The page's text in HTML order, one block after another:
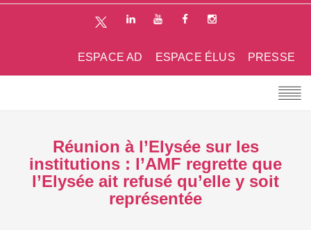
PRESSE
ESPACE ÉLUS
ESPACE AD
Réunion à l’Elysée sur les
institutions : l’AMF regrette que
l’Elysée ait refusé qu’elle y soit
représentée